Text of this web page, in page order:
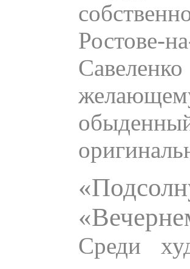
Ростове-
Среди